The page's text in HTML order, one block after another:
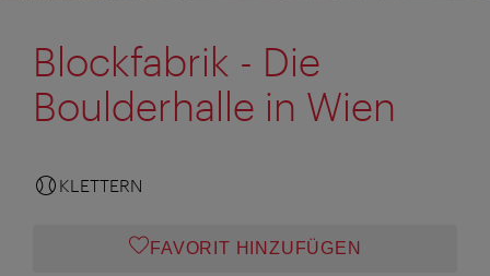
Blockfabrik - Die
Boulderhalle in Wien
KLETTERN
FAVORIT HINZUFÜGEN